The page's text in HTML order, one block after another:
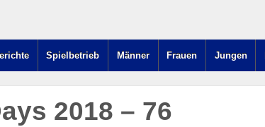
Spielbetrieb Männer Frauen Jungen
2018 – 76